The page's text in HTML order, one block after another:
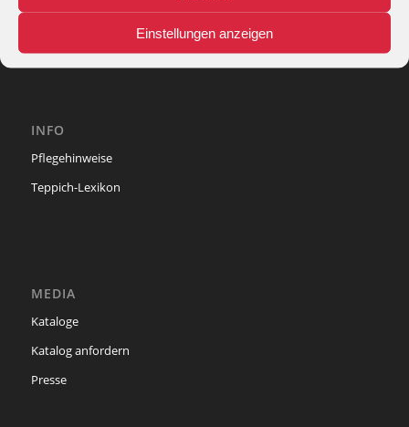
Einstellungen anzeigen
phone: + 49 (2327) 3083 - 20
info@theko-collection.com
INFO
Pflegehinweise
Teppich-Lexikon
MEDIA
Kataloge
Katalog anfordern
Presse